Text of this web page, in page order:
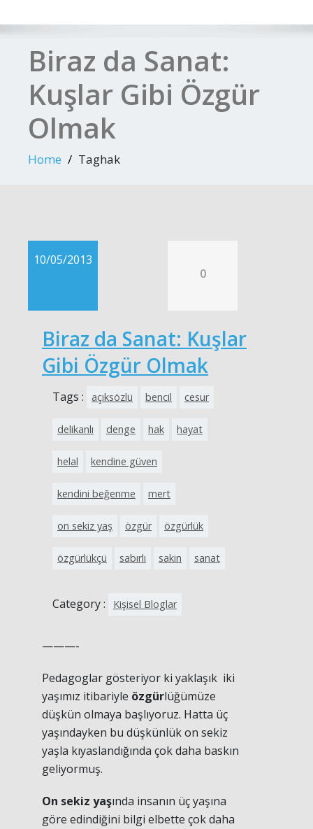
Biraz da Sanat:
Kuşlar Gibi Özgür
Olmak
Home Taghak
10/05/2013
0
Biraz da Sanat: Kuşlar
Gibi Özgür Olmak
Tags : açıksözlü bencil cesur
delikanlı denge hak hayat
helal kendine güven
kendini beğenme mert
on sekiz yaş özgür özgürlük
özgürlükçü sabırlı sakin sanat
Category : Kişisel Bloglar
———-
Pedagoglar gösteriyor ki yaklaşık iki
yaşımız itibariyle özgürlüğümüze
düşkün olmaya başlıyoruz. Hatta üç
yaşındayken bu düşkünlük on sekiz
yaşla kıyaslandığında çok daha baskın
geliyormuş.
On sekiz yaşında insanın üç yaşına
göre edindiğini bilgi elbette çok daha